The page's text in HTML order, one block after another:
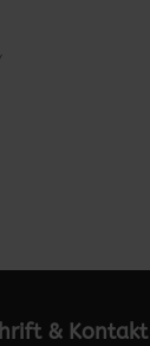
& Kontakt